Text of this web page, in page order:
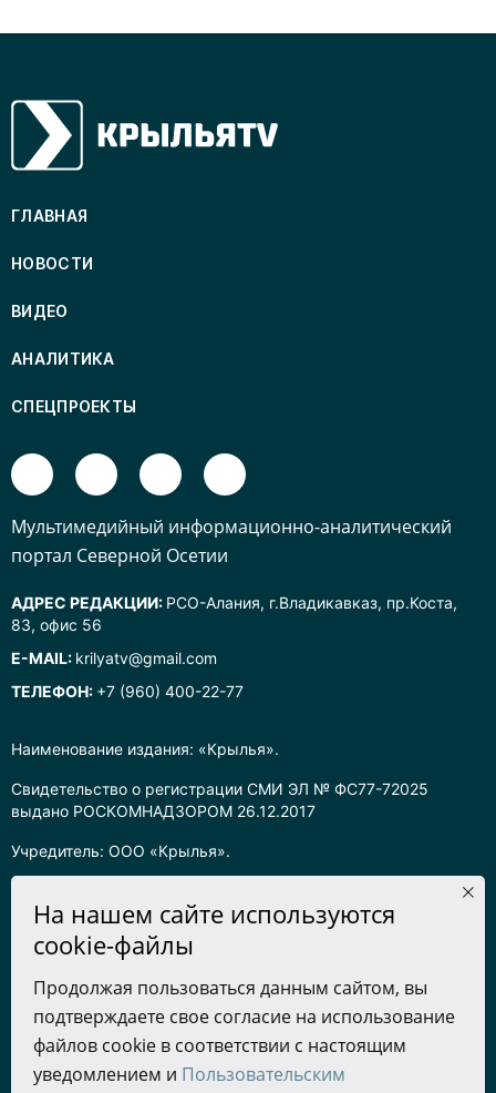
Наименование издания: «Крылья».
Свидетельство о регистрации СМИ ЭЛ № ФС77-72025
выдано РОСКОМНАДЗОРОМ 26.12.2017
Учредитель: ООО «Крылья».
Информация на сайте предназначена для лиц старше 16 лет.
защищены в соответствии с российским законодательством
об интеллектуальной собственности. Любое использование
текстовых, фото, аудио и видеоматериалов возможно только
с согласия правообладателя (ООО «Крылья») и при строгом
наличии ссылки на ресурс. Для сетевых ресурсов –
ГЛАВНАЯ
НОВОСТИ
ВИДЕО
АНАЛИТИКА
СПЕЦПРОЕКТЫ
Mультимедийный информационно-аналитический
портал Северной Осетии
АДРЕС РЕДАКЦИИ: РСО-Алания, г.Владикавказ, пр.Коста,
83, офис 56
E-MAIL: krilyatv@gmail.com
ТЕЛЕФОН: +7 (960) 400-22-77
На нашем сайте используются
cookie-файлы
Продолжая пользоваться данным сайтом, вы
подтверждаете свое согласие на использование
файлов cookie в соответствии с настоящим
уведомлением и Пользовательским